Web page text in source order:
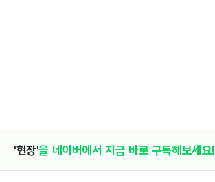
'현장'을 네이버에서 지금 바로 구독해보세요!